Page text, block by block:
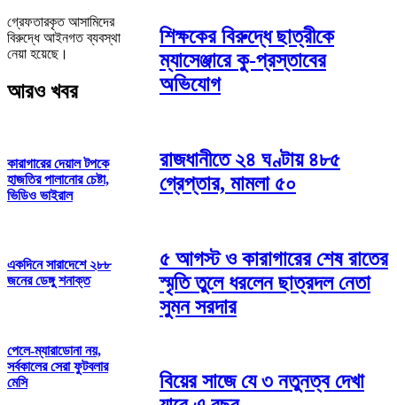
গ্রেফতারকৃত আসামিদের
বিরুদ্ধে আইনগত ব্যবস্থা
নেয়া হয়েছে।
আরও খবর
কারাগারের দেয়াল টপকে
হাজতির পালানোর চেষ্টা,
ভিডিও ভাইরাল
একদিনে সারাদেশে ২৮৮
জনের ডেঙ্গু শনাক্ত
পেলে-ম্যারাডোনা নয়,
সর্বকালের সেরা ফুটবলার
মেসি
শিক্ষকের বিরুদ্ধে ছাত্রীকে
ম্যাসেঞ্জারে কু-প্রস্তাবের
অভিযোগ
রাজধানীতে ২৪ ঘণ্টায় ৪৮৫
গ্রেপ্তার, মামলা ৫০
৫ আগস্ট ও কারাগারের শেষ রাতের
স্মৃতি তুলে ধরলেন ছাত্রদল নেতা
সুমন সরদার
বিয়ের সাজে যে ৩ নতুনত্ব দেখা